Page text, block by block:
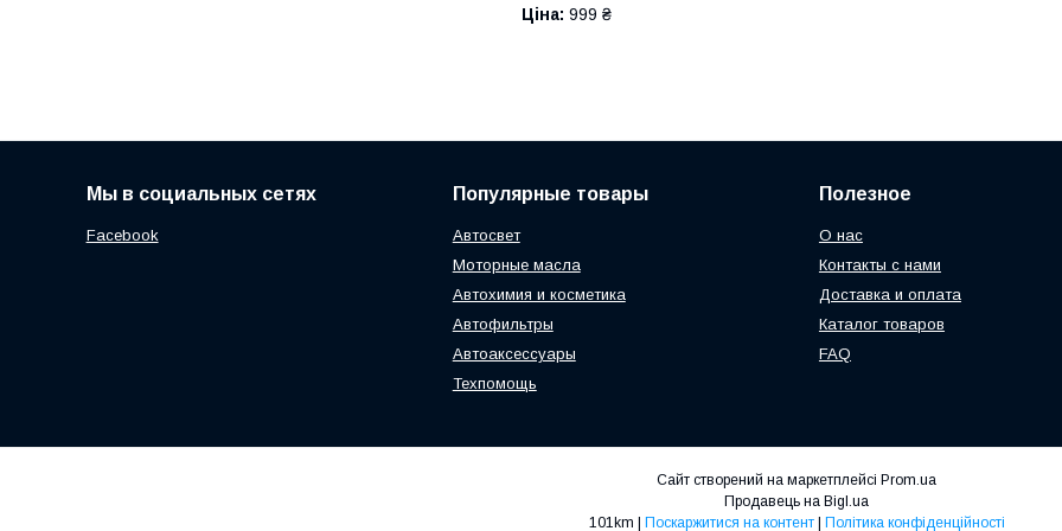
Ціна: 999 ₴
Мы в социальных сетях
Facebook
Популярные товары
Автосвет
Моторные масла
Автохимия и косметика
Автофильтры
Автоаксессуары
Техпомощь
Полезное
О нас
Контакты с нами
Доставка и оплата
Каталог товаров
FAQ
Сайт створений на маркетплейсі Prom.ua
Продавець на Bigl.ua
101km | Поскаржитися на контент | Політика конфіденційності